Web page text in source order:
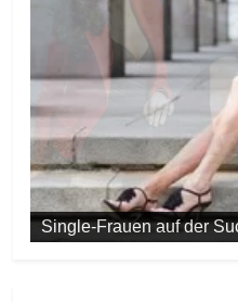
Sexbeziehung